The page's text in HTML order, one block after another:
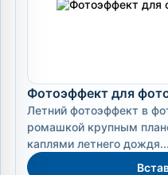
Фотоэффект для
Летний фотоэффект в
ромашкой крупным
каплями летнего